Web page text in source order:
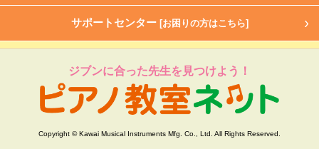
サポートセンター [お困りの方はこちら]
ジブンに合った先生を見つけよう！
Copyright © Kawai Musical Instruments Mfg. Co., Ltd. All Rights Reserved.